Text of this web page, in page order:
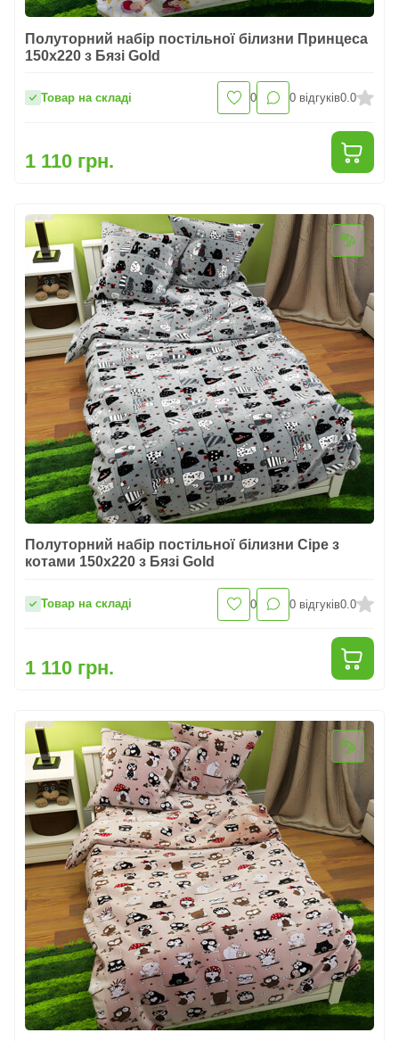
Полуторний набір постільної білизни Принцеса
150x220 з Бязі Gold
Товар на складі 0 0 відгуків0.0
1 110 грн.
Полуторний набір постільної білизни Сіре з
котами 150x220 з Бязі Gold
Товар на складі 0 0 відгуків0.0
1 110 грн.